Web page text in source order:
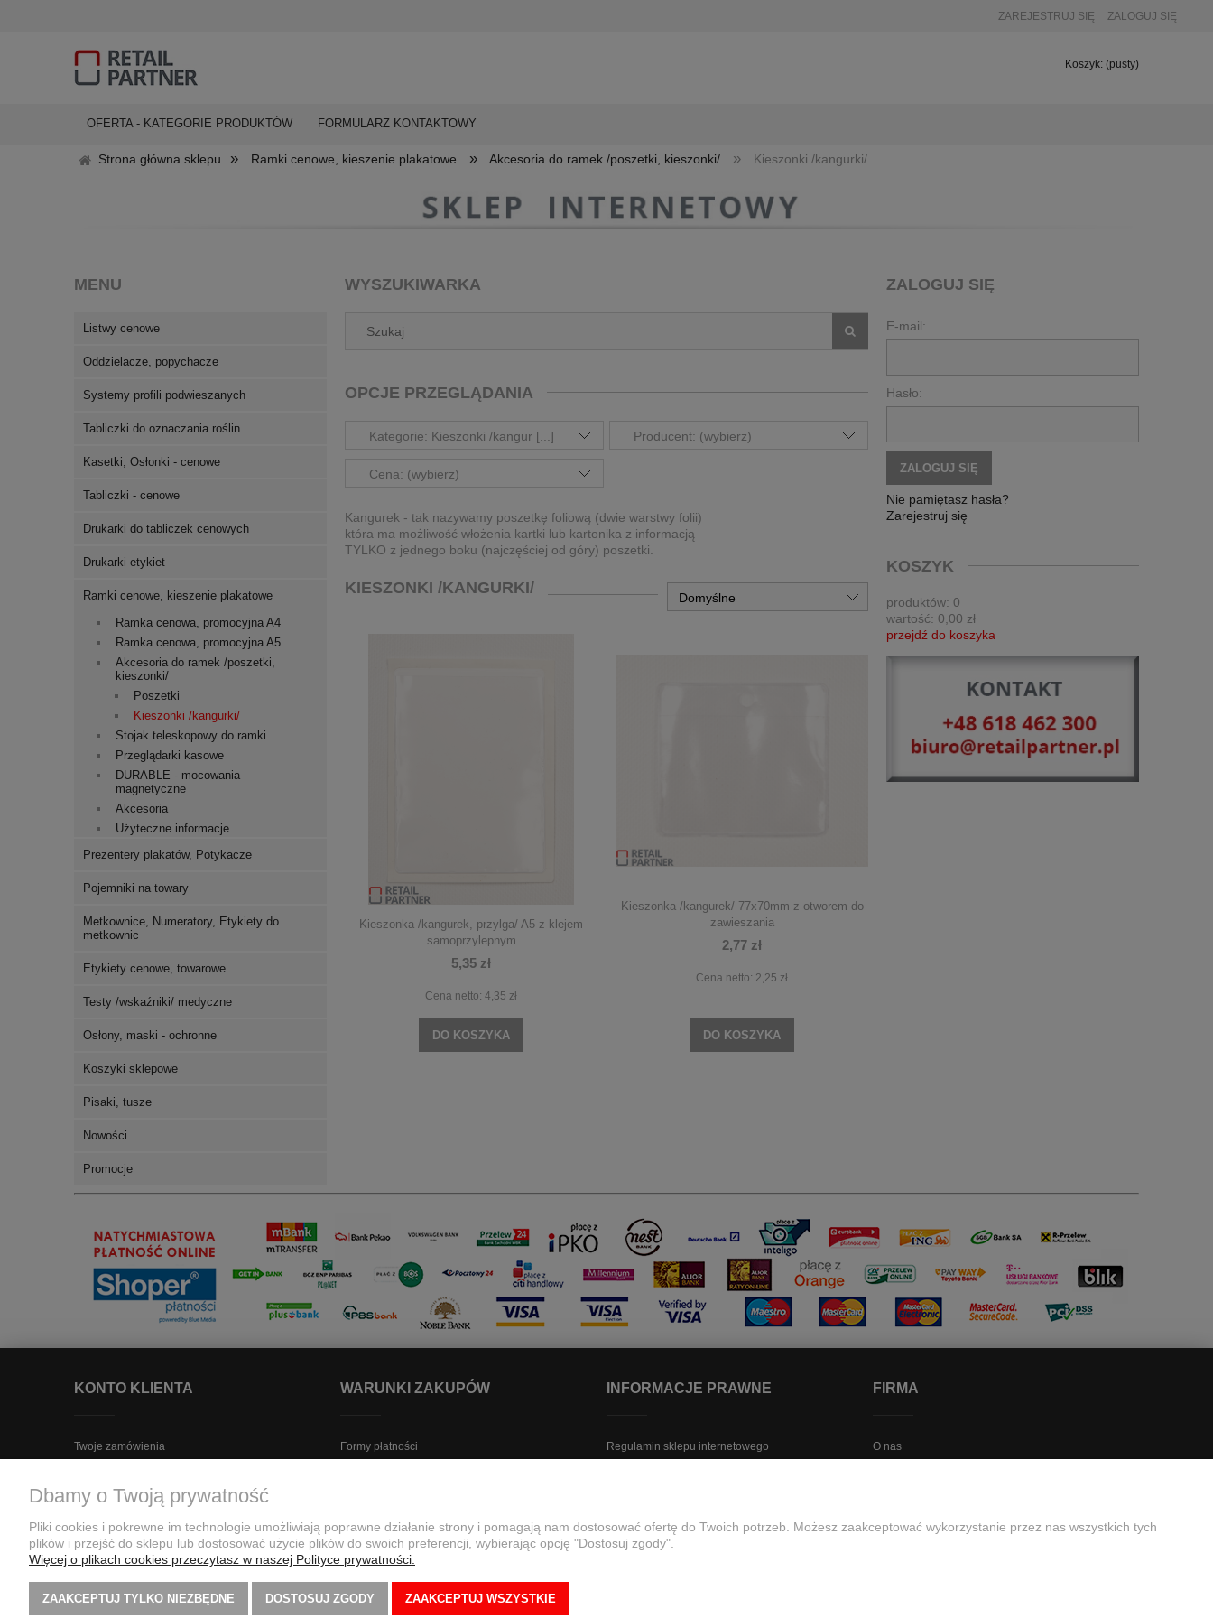
ZAREJESTRUJ SIĘ ZALOGUJ SIĘ
Koszyk: (pusty)
OFERTA - KATEGORIE PRODUKTÓW FORMULARZ KONTAKTOWY
Strona główna sklepu » Ramki cenowe, kieszenie plakatowe » Akcesoria do ramek /poszetki, kieszonki/ » Kieszonki /kangurki/
MENU
Listwy cenowe
Oddzielacze, popychacze
Systemy profili podwieszanych
Tabliczki do oznaczania roślin
Kasetki, Osłonki - cenowe
Tabliczki - cenowe
Drukarki do tabliczek cenowych
Drukarki etykiet
Ramki cenowe, kieszenie plakatowe
Ramka cenowa, promocyjna A4
Ramka cenowa, promocyjna A5
Akcesoria do ramek /poszetki,
kieszonki/
Poszetki
Kieszonki /kangurki/
Stojak teleskopowy do ramki
Przeglądarki kasowe
DURABLE - mocowania
magnetyczne
Akcesoria
Użyteczne informacje
Prezentery plakatów, Potykacze
Pojemniki na towary
Metkownice, Numeratory, Etykiety do
metkownic
Etykiety cenowe, towarowe
Testy /wskaźniki/ medyczne
Osłony, maski - ochronne
Koszyki sklepowe
Pisaki, tusze
Nowości
Promocje
WYSZUKIWARKA
OPCJE PRZEGLĄDANIA
Kategorie: Kieszonki /kangur [...] Producent: (wybierz)
Cena: (wybierz)
Kangurek - tak nazywamy poszetkę foliową (dwie warstwy folii)
która ma możliwość włożenia kartki lub kartonika z informacją
TYLKO z jednego boku (najczęściej od góry) poszetki.
KIESZONKI /KANGURKI/
Kieszonka /kangurek, przylga/ A5 z klejem
samoprzylepnym
5,35 zł
Cena netto: 4,35 zł
DO KOSZYKA
Kieszonka /kangurek/ 77x70mm z otworem do
zawieszania
2,77 zł
Cena netto: 2,25 zł
DO KOSZYKA
ZALOGUJ SIĘ
E-mail:
Hasło:
ZALOGUJ SIĘ
Nie pamiętasz hasła?
Zarejestruj się
KOSZYK
produktów: 0
wartość: 0,00 zł
przejdź do koszyka
KONTO KLIENTA
Twoje zamówienia
Przechowalnia
WARUNKI ZAKUPÓW
Formy płatności
INFORMACJE PRAWNE
Regulamin sklepu internetowego
Polityka Cookies
FIRMA
O nas
Dbamy o Twoją prywatność
Pliki cookies i pokrewne im technologie umożliwiają poprawne działanie strony i pomagają nam dostosować ofertę do Twoich potrzeb. Możesz zaakceptować wykorzystanie przez nas wszystkich tych
plików i przejść do sklepu lub dostosować użycie plików do swoich preferencji, wybierając opcję "Dostosuj zgody".
Więcej o plikach cookies przeczytasz w naszej Polityce prywatności.
ZAAKCEPTUJ TYLKO NIEZBĘDNE DOSTOSUJ ZGODY ZAAKCEPTUJ WSZYSTKIE